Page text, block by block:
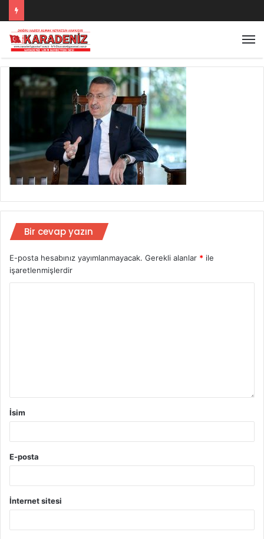
Bir cevap yazın
E-posta hesabınız yayımlanmayacak. Gerekli alanlar * ile
işaretlenmişlerdir
İsim
E-posta
İnternet sitesi